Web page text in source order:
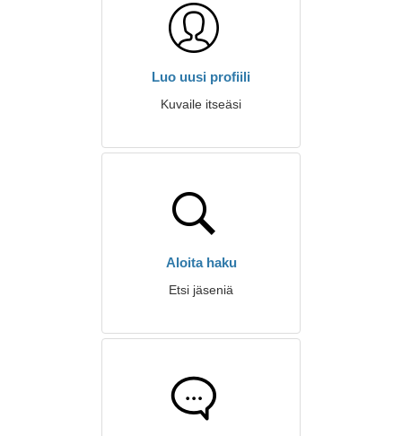
Luo uusi profiili
Kuvaile itseäsi
Aloita haku
Etsi jäseniä